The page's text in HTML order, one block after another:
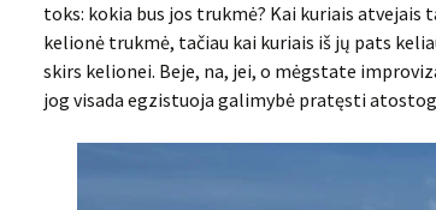
toks: kokia bus jos trukmė? Kai kuriais
kelionė trukmė, tačiau kai kuriais iš jų pats
skirs kelionei. Beje, na, jei, o mėgstate
jog visada egzistuoja galimybė pratęsti